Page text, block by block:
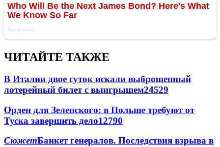
ЧИТАЙТЕ ТАКЖЕ
В Италии двое суток искали выброшенный
лотерейный билет с выигрышем24529
Орден для Зеленского: в Польше требуют от
Туска завершить дело12790
СюжетБанкет генералов. Последствия взрыва в